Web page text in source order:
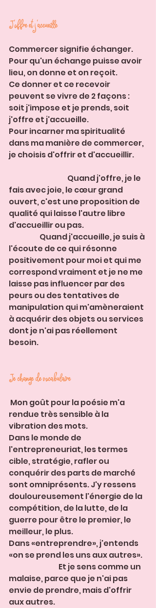
J'offre et j'accueille
Commercer signifie échanger.
Pour qu'un échange puisse avoir
lieu, on donne et on reçoit.
Ce donner et ce recevoir
peuvent se vivre de 2 façons :
soit j'impose et je prends, soit
j'offre et j'accueille.
Pour incarner ma spiritualité
dans ma manière de commercer,
je choisis d'offrir et d'accueillir.
                                        Quand j'offre, je le
fais avec joie, le cœur grand
ouvert, c'est une proposition de
qualité qui laisse l'autre libre
d'accueillir ou pas.
                     Quand j'accueille, je suis à
l'écoute de ce qui résonne
positivement pour moi et qui me
correspond vraiment et je ne me
laisse pas influencer par des
peurs ou des tentatives de
manipulation qui m'amèneraient
à acquérir des objets ou services
dont je n'ai pas réellement
besoin.
Je change de vocabulaire
rendue très sensible à la
vibration des mots.
Dans le monde de
l'entrepreneuriat, les termes
cible, stratégie, rafler ou
conquérir des parts de marché
sont omniprésents. J'y ressens
douloureusement l'énergie de la
compétition, de la lutte, de la
guerre pour être le premier, le
meilleur, le plus.
Dans «entreprendre», j'entends
«on se prend les uns aux autres».
                                  Et je sens comme un
malaise, parce que je n'ai pas
envie de prendre, mais d'offrir
aux autres.